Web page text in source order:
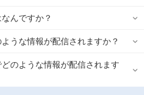
んですか？
うな情報が配信されますか？
のような情報が配信されます